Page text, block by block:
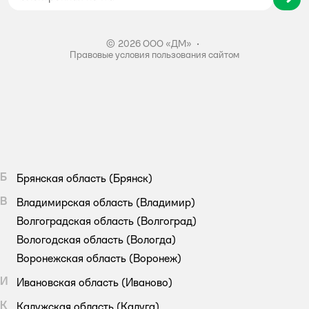
© 2026 ООО «ДМ» •
Правовые условия пользования сайтом
Б Брянская область (Брянск)
В
Владимирская область (Владимир)
Волгоградская область (Волгоград)
Вологодская область (Вологда)
Воронежская область (Воронеж)
И
Ивановская область (Иваново)
К
Калужская область (Калуга)